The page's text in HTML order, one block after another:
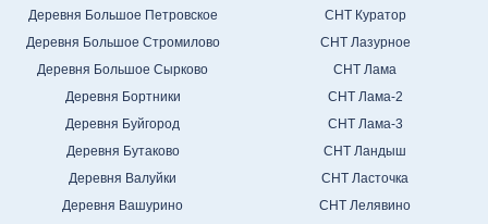
Деревня Большое Петровское
Деревня Большое Стромилово
Деревня Большое Сырково
Деревня Бортники
Деревня Буйгород
Деревня Бутаково
Деревня Валуйки
Деревня Вашурино
СНТ Куратор
СНТ Лазурное
СНТ Лама
СНТ Лама-2
СНТ Лама-3
СНТ Ландыш
СНТ Ласточка
СНТ Лелявино